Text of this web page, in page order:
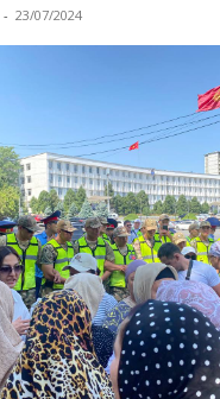
- 23/07/2024